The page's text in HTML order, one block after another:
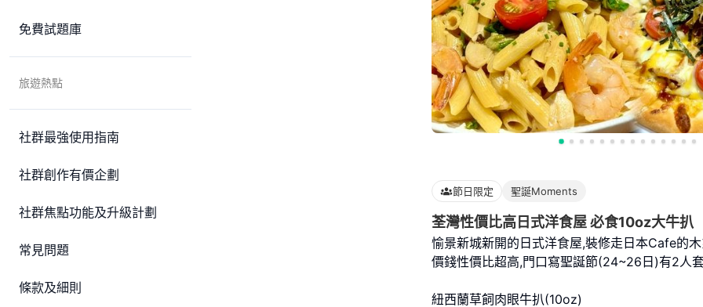
免費試題庫
旅遊熱點
社群最強使用指南
社群創作有價企劃
社群焦點功能及升級計劃
常見問題
條款及細則
節日限定 聖誕Moments
荃灣性價比高日式洋食屋 必食10oz大牛扒
愉景新城新開的日式洋食屋,裝修走日本Cafe的
價錢性價比超高,門口寫聖誕節(24~26日)有2人